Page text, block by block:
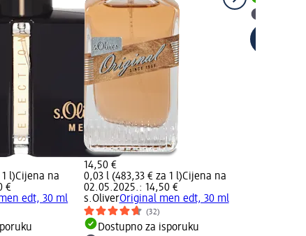
l)Cijena na
€
edt, 30 ml
14,50 €
0,03 l (483,33 € za 1 l)Cijena na
02.05.2025.: 14,50 €
s.OliverOriginal men edt, 30 ml
(32)
Dostupno za isporuku